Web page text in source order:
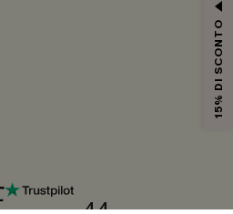
4.4
15% DI SCONTO